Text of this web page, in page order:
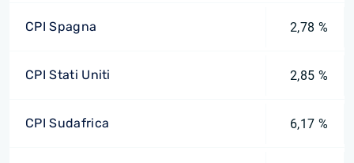
CPI Spagna 2,78 %
CPI Stati Uniti 2,85 %
CPI Sudafrica 6,17 %